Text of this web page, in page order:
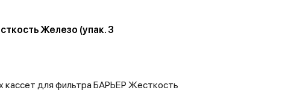
Железо (упак. 3
кассет для фильтра БАРЬЕР Жесткость